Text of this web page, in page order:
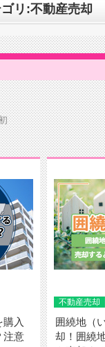
リ:不動産売却
入
注意
不動産売却
囲繞地（
却！囲繞